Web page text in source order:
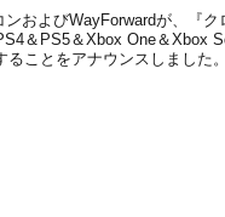
およびWayForwardが、『
＆PS5＆Xbox One＆Xbox
ることをアナウンスしました